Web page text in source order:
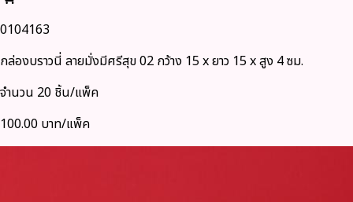
0104163
กล่องบราวนี่ ลายมั่งมีศรีสุข 02 กว้าง 15 x ยาว 15 x สูง 4 ซม.
จำนวน 20 ชิ้น/แพ็ค
100.00 บาท/แพ็ค